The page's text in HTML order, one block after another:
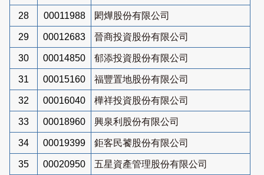
28 00011988 閎燁股份有限公司
29 00012683 晉商投資股份有限公司
30 00014850 郁添投資股份有限公司
31 00015160 福豐置地股份有限公司
32 00016040 樺祥投資股份有限公司
33 00018960 興泉利股份有限公司
34 00019399 鉅客民饕股份有限公司
35 00020950 五星資產管理股份有限公司